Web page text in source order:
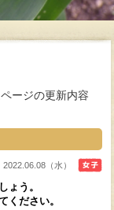
ージの更新内容
2022.06.08（水）
ょう。
ください。